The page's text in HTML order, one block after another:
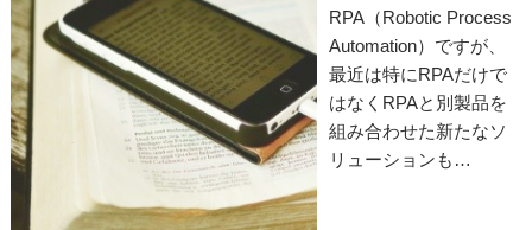
RPA（Robotic Process
Automation）ですが、
最近は特にRPAだけで
はなくRPAと別製品を
組み合わせた新たなソ
リューションも…